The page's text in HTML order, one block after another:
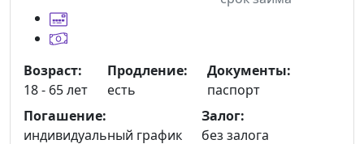
Возраст:
18 - 65 лет
Продление:
есть
Документы:
паспорт
Погашение:
индивидуальный график
Залог:
без залога